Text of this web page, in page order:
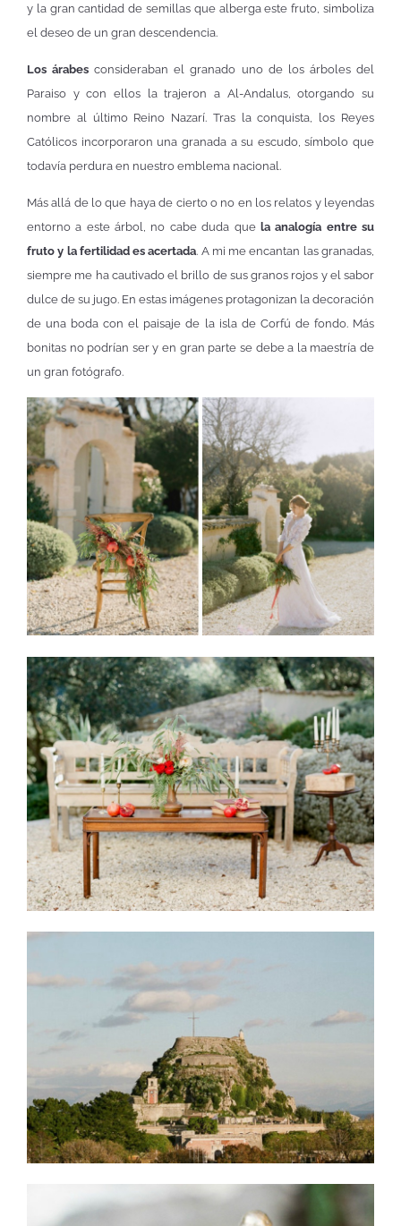
y la gran cantidad de semillas que alberga este fruto, simboliza
el deseo de un gran descendencia.
Los árabes consideraban el granado uno de los árboles del
Paraiso y con ellos la trajeron a Al-Andalus, otorgando su
nombre al último Reino Nazarí. Tras la conquista, los Reyes
Católicos incorporaron una granada a su escudo, símbolo que
todavía perdura en nuestro emblema nacional.
Más allá de lo que haya de cierto o no en los relatos y leyendas
entorno a este árbol, no cabe duda que la analogía entre su
fruto y la fertilidad es acertada. A mi me encantan las granadas,
siempre me ha cautivado el brillo de sus granos rojos y el sabor
dulce de su jugo. En estas imágenes protagonizan la decoración
de una boda con el paisaje de la isla de Corfú de fondo. Más
bonitas no podrían ser y en gran parte se debe a la maestría de
un gran fotógrafo.